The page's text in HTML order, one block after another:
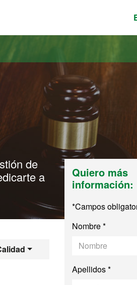
de
a
Quiero más
información:
*Campos
Nombre *
Apellidos *